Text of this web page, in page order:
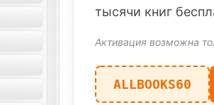
тысячи книг
Активация возможна
ALLBOOKS60